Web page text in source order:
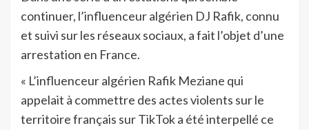
continuer, l’influenceur algérien DJ Rafik, connu
et suivi sur les réseaux sociaux, a fait l’objet d’une
arrestation en France.
« L’influenceur algérien Rafik Meziane qui
appelait à commettre des actes violents sur le
territoire français sur TikTok a été interpellé ce